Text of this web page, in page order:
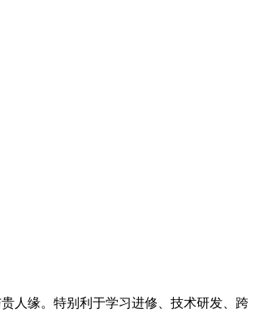
人缘。特别利于学习进修、技术研发、跨